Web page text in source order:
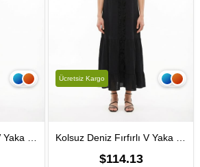
Kolsuz Deniz Fırfırlı V Yaka Yazlık Müslin Uzun Elbise Hardal Hrd Kolsuz Deniz Fırfırlı V Yaka Yazlık Müslin Uzun Elbise Siyah Syh
$114.13
Ücretsiz Kargo